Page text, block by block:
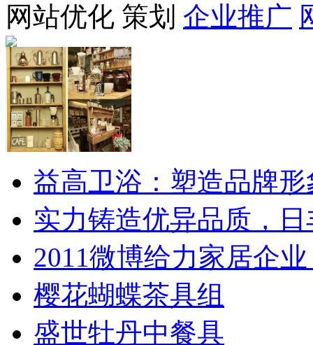
网站优化 策划 企业推广
益高卫浴：塑造品牌形
实力铸造优异品质，日
2011微博给力家居企
樱花蝴蝶茶具组
盛世牡丹中餐具